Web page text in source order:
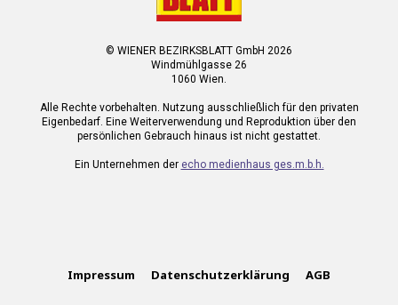
© WIENER BEZIRKSBLATT GmbH 2026
Windmühlgasse 26
1060 Wien.
Alle Rechte vorbehalten. Nutzung ausschließlich für den privaten
Eigenbedarf. Eine Weiterverwendung und Reproduktion über den
persönlichen Gebrauch hinaus ist nicht gestattet.
Ein Unternehmen der echo medienhaus ges.m.b.h.
Impressum Datenschutzerklärung AGB